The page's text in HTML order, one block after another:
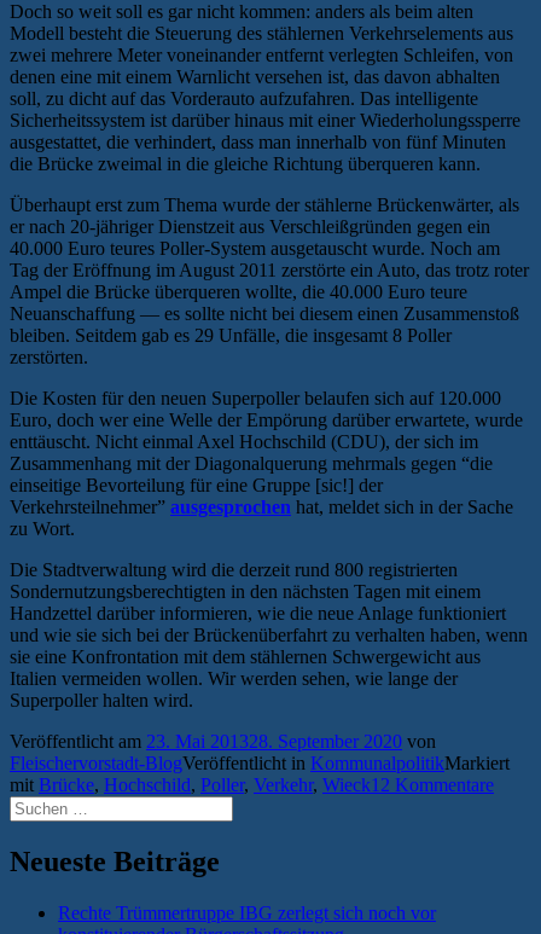
Doch so weit soll es gar nicht kommen: anders als beim alten
Modell besteht die Steuerung des stählernen Verkehrselements aus
zwei mehrere Meter voneinander entfernt verlegten Schleifen, von
denen eine mit einem Warnlicht versehen ist, das davon abhalten
soll, zu dicht auf das Vorderauto aufzufahren. Das intelligente
Sicherheitssystem ist darüber hinaus mit einer Wiederholungssperre
ausgestattet, die verhindert, dass man innerhalb von fünf Minuten
die Brücke zweimal in die gleiche Richtung überqueren kann.
Überhaupt erst zum Thema wurde der stählerne Brückenwärter, als
er nach 20-jähriger Dienstzeit aus Verschleißgründen gegen ein
40.000 Euro teures Poller-System ausgetauscht wurde. Noch am
Tag der Eröffnung im August 2011 zerstörte ein Auto, das trotz roter
Ampel die Brücke überqueren wollte, die 40.000 Euro teure
Neuanschaffung — es sollte nicht bei diesem einen Zusammenstoß
bleiben. Seitdem gab es 29 Unfälle, die insgesamt 8 Poller
zerstörten.
Die Kosten für den neuen Superpoller belaufen sich auf 120.000
Euro, doch wer eine Welle der Empörung darüber erwartete, wurde
enttäuscht. Nicht einmal Axel Hochschild (CDU), der sich im
Zusammenhang mit der Diagonalquerung mehrmals gegen “die
einseitige Bevorteilung für eine Gruppe [sic!] der
Verkehrsteilnehmer” ausgesprochen hat, meldet sich in der Sache
zu Wort.
Die Stadtverwaltung wird die derzeit rund 800 registrierten
Sondernutzungsberechtigten in den nächsten Tagen mit einem
Handzettel darüber informieren, wie die neue Anlage funktioniert
und wie sie sich bei der Brückenüberfahrt zu verhalten haben, wenn
sie eine Konfrontation mit dem stählernen Schwergewicht aus
Italien vermeiden wollen. Wir werden sehen, wie lange der
Superpoller halten wird.
Veröffentlicht am 23. Mai 201328. September 2020 von
Fleischervorstadt-BlogVeröffentlicht in KommunalpolitikMarkiert
mit Brücke, Hochschild, Poller, Verkehr, Wieck12 Kommentare
Suchen
nach:
Neueste Beiträge
Rechte Trümmertruppe IBG zerlegt sich noch vor